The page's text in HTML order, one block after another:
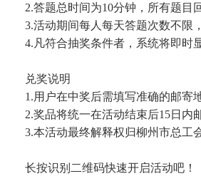
2.答题总时间为10分钟，所有题目
3.活动期间每人每天答题次数不限
4.凡符合抽奖条件者，系统将即时
兑奖说明
1.用户在中奖后需填写准确的邮寄
2.奖品将统一在活动结束后15日
3.本活动最终解释权归柳州市总工
长按识别二维码快速开启活动吧！